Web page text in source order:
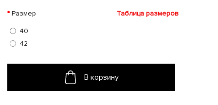
Таблица размеров
Размер
40
42
В корзину